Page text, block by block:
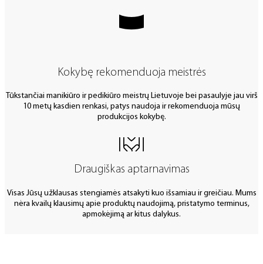
Kokybę rekomenduoja meistrės
Tūkstančiai manikiūro ir pedikiūro meistrų Lietuvoje bei pasaulyje jau virš
10 metų kasdien renkasi, patys naudoja ir rekomenduoja mūsų
produkcijos kokybę.
Draugiškas aptarnavimas
Visas Jūsų užklausas stengiamės atsakyti kuo išsamiau ir greičiau. Mums
nėra kvailų klausimų apie produktų naudojimą, pristatymo terminus,
apmokėjimą ar kitus dalykus.